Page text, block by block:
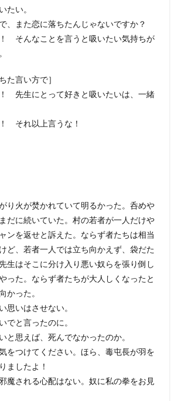
たい。
た恋に落ちたんじゃないですか？
そんなことを言うと吸いたい気持ちが
た言い方で］
にとって好きと吸いたいは、一緒
それ以上言うな！
が焚かれていて明るかった。呑めや
だに続いていた。村の若者が一人だけや
ンを返せと訴えた。ならず者たちは相当
ど、若者一人では立ち向かえず、袋だた
生はそこに分け入り悪い奴らを張り倒し
った。ならず者たちが大人しくなったと
かった。
思いはさせない。
でと言ったのに。
思えば、死んでなかったのか。
けてください。ほら、毒屯長が羽を
ましたよ！
魔される心配はない。奴に私の拳をお見